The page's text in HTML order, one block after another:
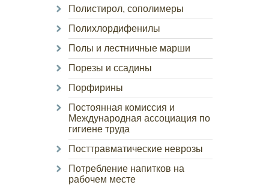
Полистирол, сополимеры
Полихлордифенилы
Полы и лестничные марши
Порезы и ссадины
Порфирины
Постоянная комиссия и
Международная ассоциация по
гигиене труда
Посттравматические неврозы
Потребление напитков на
рабочем месте